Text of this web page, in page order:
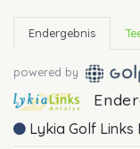
Endergebnis
powered by
Lykia Golf Links